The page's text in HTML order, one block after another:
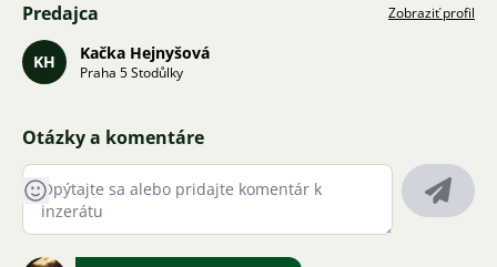
Predajca Zobraziť profil
KH Kačka Hejnyšová
Praha 5 Stodůlky
Otázky a komentáre